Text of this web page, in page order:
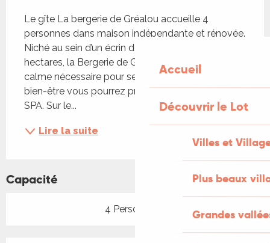
Accueil
Découvrir le Lot
Villes et
Plus beaux
Grandes
Le gîte La bergerie de Gréalou accueille 4
personnes dans maison indépendante et rénovée.
Niché au sein d’un écrin de verdure de + de 2
hectares, la Bergerie de Gréalou vous offre le
calme nécessaire pour se ressourcer. pour votre
bien-être vous pourrez profiter de la piscine et du
SPA. Sur le...
Lire la suite
Capacité
4 Personne(s)